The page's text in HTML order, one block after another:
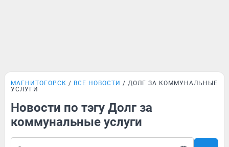
МАГНИТОГОРСК ВСЕ НОВОСТИ
ДОЛГ ЗА КОММУНАЛЬНЫЕ
УСЛУГИ
Новости по тэгу Долг за
коммунальные услуги